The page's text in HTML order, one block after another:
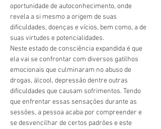
oportunidade de autoconhecimento, onde
revela a si mesmo a origem de suas
dificuldades, doenças e vícios, bem como, a de
suas virtudes e potencialidades.
Neste estado de consciência expandida é que
ela vai se confrontar com diversos gatilhos
emocionais que culminaram no abuso de
drogas, álcool, depressão dentre outras
dificuldades que causam sofrimentos. Tendo
que enfrentar essas sensações durante as
sessões, a pessoa acaba por compreender e
se desvencilhar de certos padrões e este